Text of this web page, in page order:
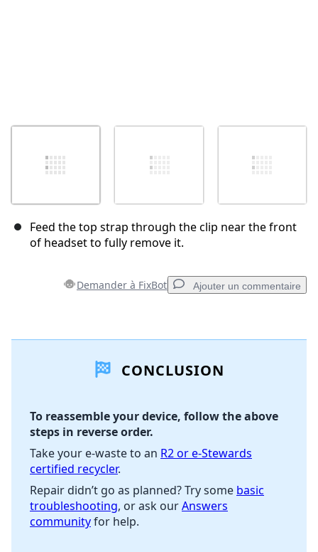
Feed the top strap through the clip near the front
of headset to fully remove it.
Demander à FixBot Ajouter un commentaire
Ajouter un commentaire
Annuler
CONCLUSION
To reassemble your device, follow the above
steps in reverse order.
Take your e-waste to an R2 or e-Stewards
certified recycler.
Repair didn’t go as planned? Try some basic
troubleshooting, or ask ourAnswers
communityfor help.